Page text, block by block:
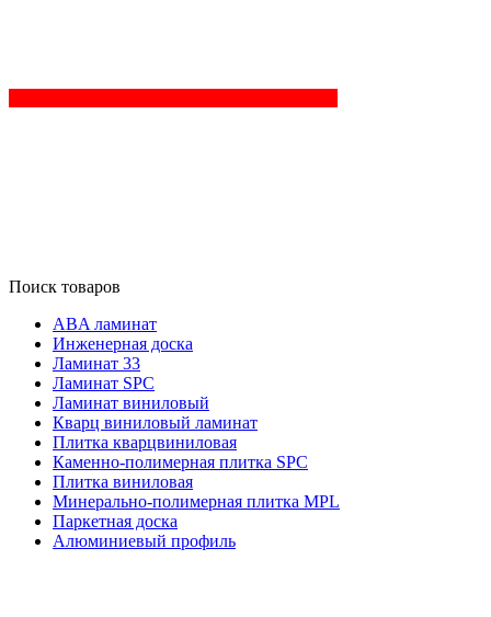
Поиск товаров
ABA ламинат
Инженерная доска
Ламинат 33
Ламинат SPC
Ламинат виниловый
Кварц виниловый ламинат
Плитка кварцвиниловая
Каменно-полимерная плитка SPC
Плитка виниловая
Минерально-полимерная плитка MPL
Паркетная доска
Алюминиевый профиль